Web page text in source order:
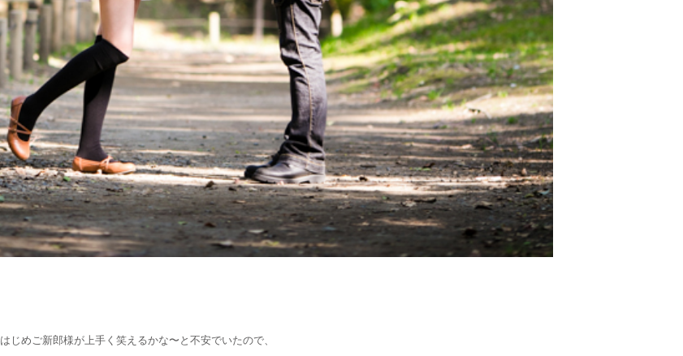
はじめご新郎様が上手く笑えるかな〜と不安でいたので、